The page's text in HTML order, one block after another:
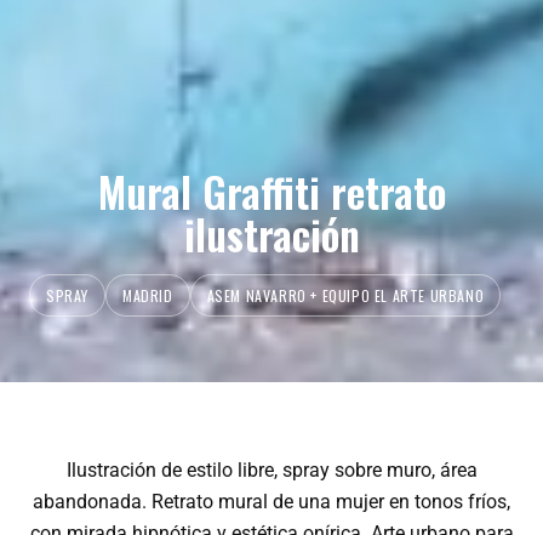
Mural Graffiti retrato
ilustración
SPRAY MADRID ASEM NAVARRO + EQUIPO EL ARTE URBANO
Ilustración de estilo libre, spray sobre muro, área
abandonada. Retrato mural de una mujer en tonos fríos,